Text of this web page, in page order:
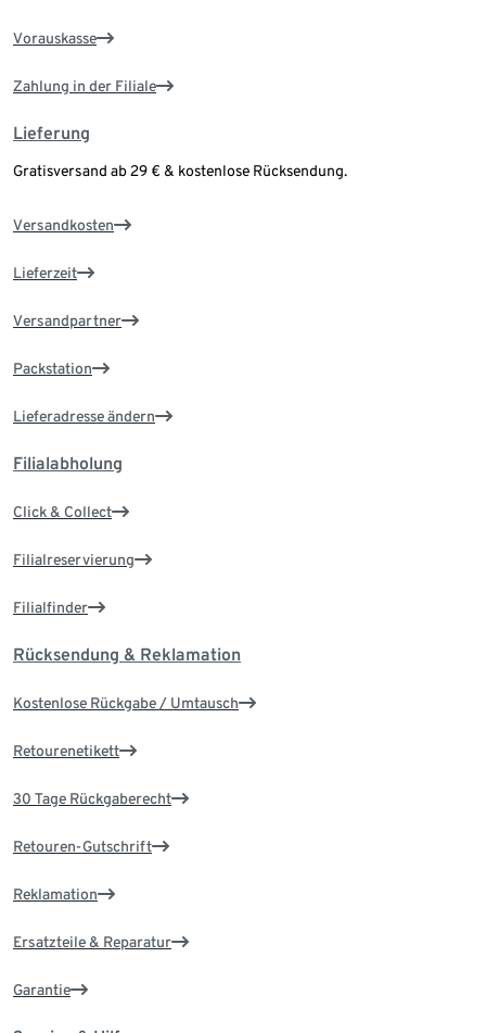
Vorauskasse
Zahlung in der Filiale
Lieferung
Gratisversand ab 29 € & kostenlose Rücksendung.
Versandkosten
Lieferzeit
Versandpartner
Packstation
Lieferadresse ändern
Filialabholung
Click & Collect
Filialreservierung
Filialfinder
Rücksendung & Reklamation
Kostenlose Rückgabe / Umtausch
Retourenetikett
30 Tage Rückgaberecht
Retouren-Gutschrift
Reklamation
Ersatzteile & Reparatur
Garantie